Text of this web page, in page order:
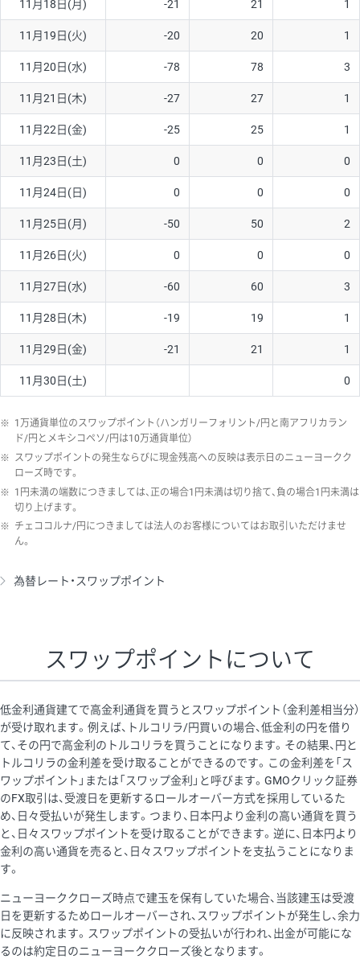
ソ/円は10万通貨単位。
11月18日(月) -21 21 1
11月19日(火) -20 20 1
11月20日(水) -78 78 3
11月21日(木) -27 27 1
11月22日(金) -25 25 1
11月23日(土) 0 0 0
11月24日(日) 0 0 0
11月25日(月) -50 50 2
11月26日(火) 0 0 0
11月27日(水) -60 60 3
11月28日(木) -19 19 1
11月29日(金) -21 21 1
11月30日(土) 0
※ 1万通貨単位のスワップポイント（ハンガリーフォリント/円と南アフリカラン
ド/円とメキシコペソ/円は10万通貨単位）
※ スワップポイントの発生ならびに現金残高への反映は表示日のニューヨークク
ローズ時です。
※ 1円未満の端数につきましては、正の場合1円未満は切り捨て、負の場合1円未満は
切り上げます。
※ チェココルナ/円につきましては法人のお客様についてはお取引いただけませ
ん。
為替レート・スワップポイント
スワップポイントについて
低金利通貨建てで高金利通貨を買うとスワップポイント（金利差相当分）
が受け取れます。例えば、トルコリラ/円買いの場合、低金利の円を借り
て、その円で高金利のトルコリラを買うことになります。その結果、円と
トルコリラの金利差を受け取ることができるのです。この金利差を「ス
ワップポイント」または「スワップ金利」と呼びます。GMOクリック証券
のFX取引は、受渡日を更新するロールオーバー方式を採用しているた
め、日々受払いが発生します。つまり、日本円より金利の高い通貨を買う
と、日々スワップポイントを受け取ることができます。逆に、日本円より
金利の高い通貨を売ると、日々スワップポイントを支払うことになりま
す。
ニューヨーククローズ時点で建玉を保有していた場合、当該建玉は受渡
日を更新するためロールオーバーされ、スワップポイントが発生し、余力
に反映されます。スワップポイントの受払いが行われ、出金が可能にな
るのは約定日のニューヨーククローズ後となります。